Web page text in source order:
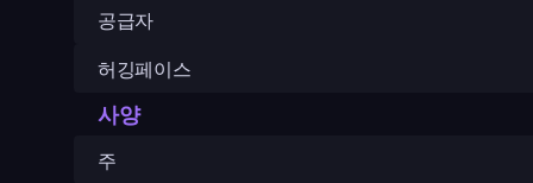
공급자
허깅페이스
사양
주